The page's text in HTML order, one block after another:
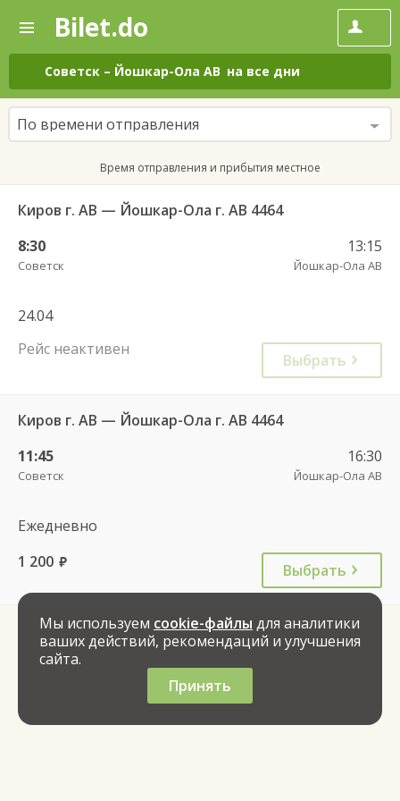
—
Поиск
и
покупка
билетов
на
автобус
онлайн
Bilet.do
Советск – Йошкар-Ола АВ на все дни
По времени отправления
Время отправления и прибытия местное
Киров г. АВ — Йошкар-Ола г. АВ 4464
8:30
Советск
13:15
Йошкар-Ола АВ
24.04
Рейс неактивен
Выбрать
Киров г. АВ — Йошкар-Ола г. АВ 4464
11:45
Советск
16:30
Йошкар-Ола АВ
Ежедневно
1 200 руб. Выбрать
Мы используем cookie-файлы для аналитики
ваших действий, рекомендаций и улучшения
сайта.
Принять